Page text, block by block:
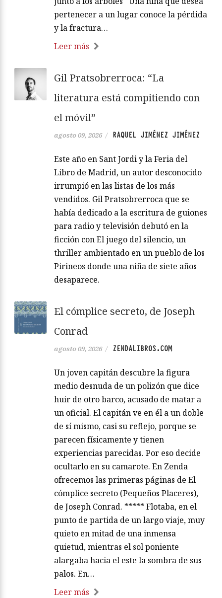
pertenecer a un lugar conoce la pérdida
y la fractura…
Leer más
Gil Pratsobrerroca: “La
literatura está compitiendo con
el móvil”
agosto 09, 2026 / RAQUEL JIMÉNEZ JIMÉNEZ
Este año en Sant Jordi y la Feria del
Libro de Madrid, un autor desconocido
irrumpió en las listas de los más
vendidos. Gil Pratsobrerroca que se
había dedicado a la escritura de guiones
para radio y televisión debutó en la
ficción con El juego del silencio, un
thriller ambientado en un pueblo de los
Pirineos donde una niña de siete años
desaparece.
El cómplice secreto, de Joseph
Conrad
agosto 09, 2026 / ZENDALIBROS.COM
Un joven capitán descubre la figura
medio desnuda de un polizón que dice
huir de otro barco, acusado de matar a
un oficial. El capitán ve en él a un doble
de sí mismo, casi su reflejo, porque se
parecen físicamente y tienen
experiencias parecidas. Por eso decide
ocultarlo en su camarote. En Zenda
ofrecemos las primeras páginas de El
cómplice secreto (Pequeños Placeres),
de Joseph Conrad. ***** Flotaba, en el
punto de partida de un largo viaje, muy
quieto en mitad de una inmensa
quietud, mientras el sol poniente
alargaba hacia el este la sombra de sus
palos. En…
Leer más